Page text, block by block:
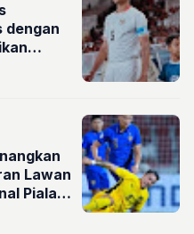
dengan
Lawan
Piala